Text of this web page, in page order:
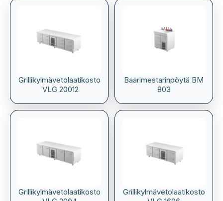
Grillikylmävetolaatikosto
VLG 20012
Baarimestarinpöytä BM
803
Grillikylmävetolaatikosto
Grillikylmävetolaatikosto